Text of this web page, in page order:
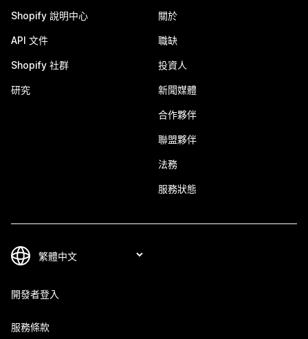
Shopify 說明中心
API 文件
Shopify 社群
研究
關於
職缺
投資人
新聞媒體
合作夥伴
聯盟夥伴
法務
服務狀態
開發者登入
服務條款